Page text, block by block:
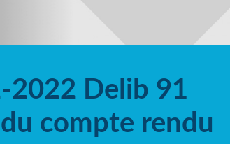
2022 Delib 91
compte rendu